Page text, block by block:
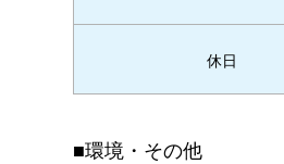
休日
■環境・その他